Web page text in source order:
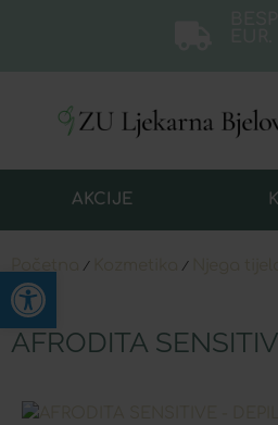
Open toolbar
AKCIJE
/ /
AFRODITA